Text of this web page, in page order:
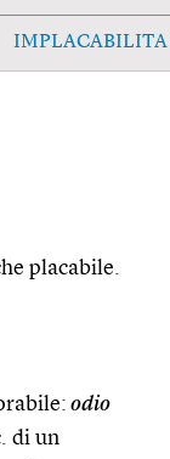
IMPLACABILITA
placabile.
odio
di un